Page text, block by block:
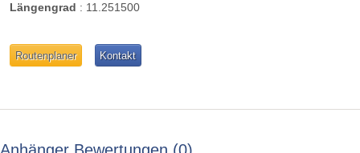
Längengrad : 11.251500
Routenplaner Kontakt